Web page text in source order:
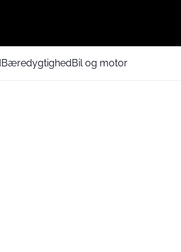
BæredygtighedBil og motor